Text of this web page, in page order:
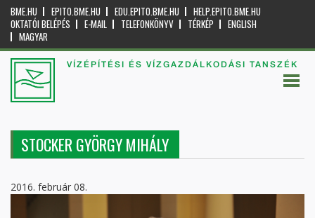
BME.HU EPITO.BME.HU EDU.EPITO.BME.HU
HELP.EPITO.BME.HU
OKTATÓI BELÉPÉS
E-MAIL TELEFONKÖNYV TÉRKÉP
ENGLISH
MAGYAR
VÍZÉPÍTÉSI ÉS VÍZGAZDÁLKODÁSI TANSZÉK
STOCKER GYÖRGY MIHÁLY
2016. február 08.